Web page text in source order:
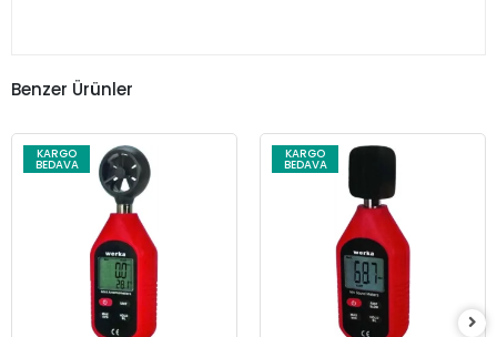
Benzer Ürünler
KARGO
BEDAVA
KARGO
BEDAVA